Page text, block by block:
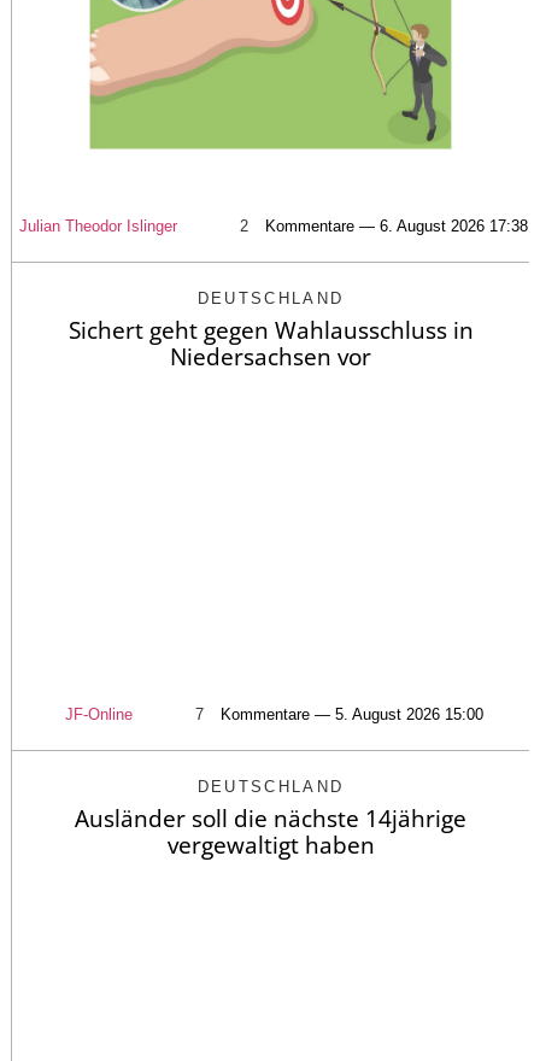
Julian Theodor Islinger 2 Kommentare — 6. August 2026 17:38
DEUTSCHLAND
Sichert geht gegen Wahlausschluss in
Niedersachsen vor
JF-Online 7 Kommentare — 5. August 2026 15:00
DEUTSCHLAND
Ausländer soll die nächste 14jährige
vergewaltigt haben